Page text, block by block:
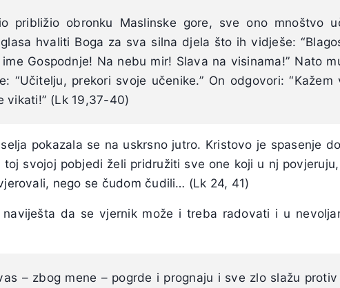
približio obronku Maslinske gore, sve ono mnoštvo
hvaliti Boga za sva silna djela što ih vidješe:
Gospodnje! Na nebu mir! Slava na visinama!” Nato
“Učitelju, prekori svoje učenike.” On odgovori: “Kažem
vikati!” (Lk 19,37-40)
pokazala se na uskrsno jutro. Kristovo je spasenje
svojoj pobjedi želi pridružiti sve one koji u nj
nego se čudom čudili… (Lk 24, 41)
naviješta da se vjernik može i treba radovati i u
– zbog mene – pogrde i prognaju i sve zlo slažu